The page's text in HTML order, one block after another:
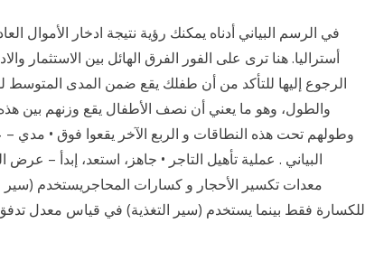
في الرسم البياني أدناه يمكنك رؤية نتيجة ادخار الأموال
أستراليا. هنا ترى على الفور الفرق الهائل بين الاستثمار
والطول، وهو ما يعني أن نصف الأطفال يقع وزنهم بين
وطولهم تحت هذه النطاقات و الربع الآخر يقعوا فوق •
البياني . عملية تأهيل التاجر • جاهز، استعد، إبدأ – عرض
معدات تكسير الأحجار و كسارات المحاجريستخدم (سير
للكسارة فقط بينما يستخدم (سير التغذية) في قياس معدل